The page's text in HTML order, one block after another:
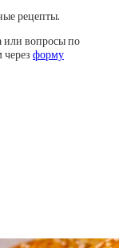
рецепты.
или вопросы по
форму